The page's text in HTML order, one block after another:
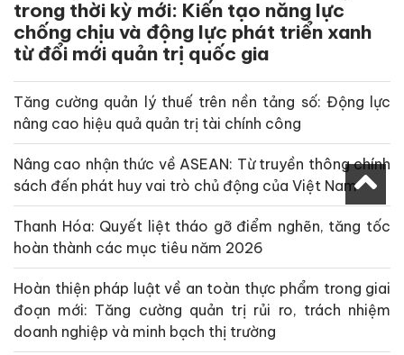
trong thời kỳ mới: Kiến tạo năng lực
chống chịu và động lực phát triển xanh
từ đổi mới quản trị quốc gia
Tăng cường quản lý thuế trên nền tảng số: Động lực
nâng cao hiệu quả quản trị tài chính công
Nâng cao nhận thức về ASEAN: Từ truyền thông chính
sách đến phát huy vai trò chủ động của Việt Nam
Thanh Hóa: Quyết liệt tháo gỡ điểm nghẽn, tăng tốc
hoàn thành các mục tiêu năm 2026
Hoàn thiện pháp luật về an toàn thực phẩm trong giai
đoạn mới: Tăng cường quản trị rủi ro, trách nhiệm
doanh nghiệp và minh bạch thị trường